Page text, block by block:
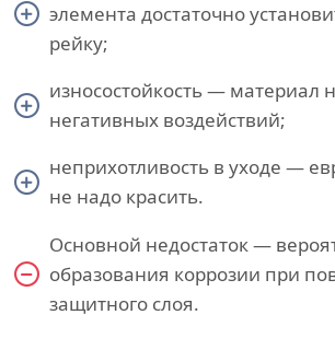
элемента достаточно
рейку;
износостойкость — материал
негативных воздействий;
неприхотливость в уходе —
не надо красить.
Основной недостаток —
образования коррозии при
защитного слоя.